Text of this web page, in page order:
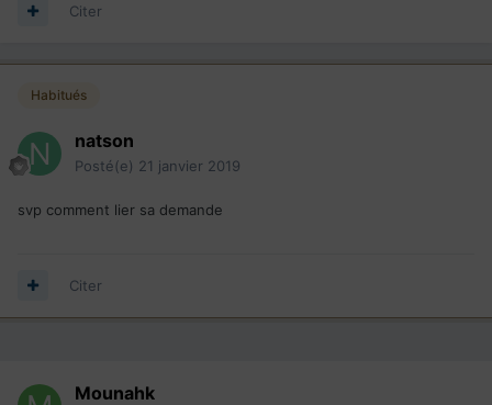
Citer
Habitués
natson
Posté(e) 21 janvier 2019
svp comment lier sa demande
Citer
Mounahk